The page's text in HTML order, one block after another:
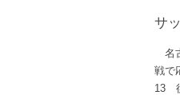
サ
名
戦
13